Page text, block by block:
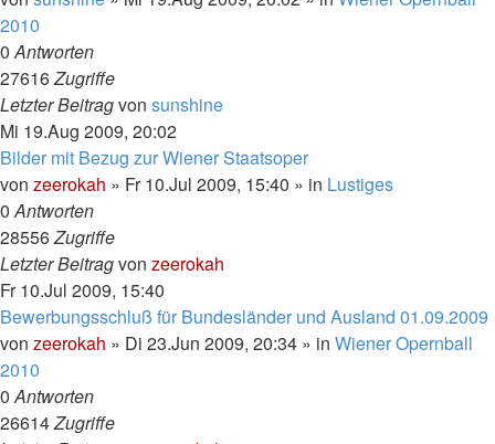
2010
0Antworten
27616Zugriffe
Letzter Beitragvon sunshine
Mi 19.Aug 2009, 20:02
Bilder mit Bezug zur Wiener Staatsoper
von zeerokah » Fr 10.Jul 2009, 15:40 » in Lustiges
0Antworten
28556Zugriffe
Letzter Beitragvon zeerokah
Fr 10.Jul 2009, 15:40
Bewerbungsschluß für Bundesländer und Ausland 01.09.2009
von zeerokah » Di 23.Jun 2009, 20:34 » in Wiener Opernball
2010
0Antworten
26614Zugriffe